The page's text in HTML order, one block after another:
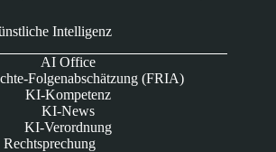
Intelligenz
AI Office
Folgenabschätzung (FRIA)
KI-Kompetenz
KI-News
KI-Verordnung
Rechtsprechung